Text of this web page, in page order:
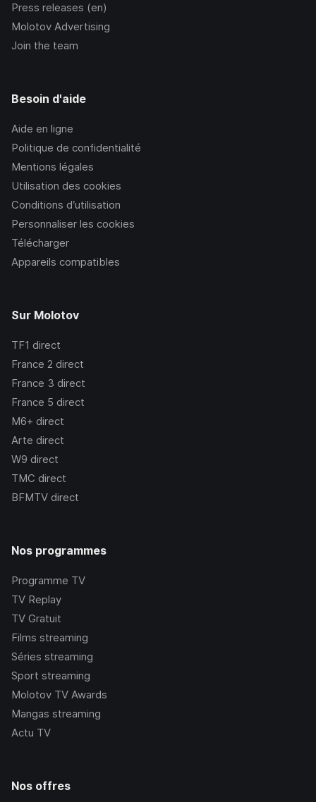
Press releases (en)
Molotov Advertising
Join the team
Besoin d'aide
Aide en ligne
Politique de confidentialité
Mentions légales
Utilisation des cookies
Conditions d’utilisation
Personnaliser les cookies
Télécharger
Appareils compatibles
Sur Molotov
TF1 direct
France 2 direct
France 3 direct
France 5 direct
M6+ direct
Arte direct
W9 direct
TMC direct
BFMTV direct
Nos programmes
Programme TV
TV Replay
TV Gratuit
Films streaming
Séries streaming
Sport streaming
Molotov TV Awards
Mangas streaming
Actu TV
Nos offres